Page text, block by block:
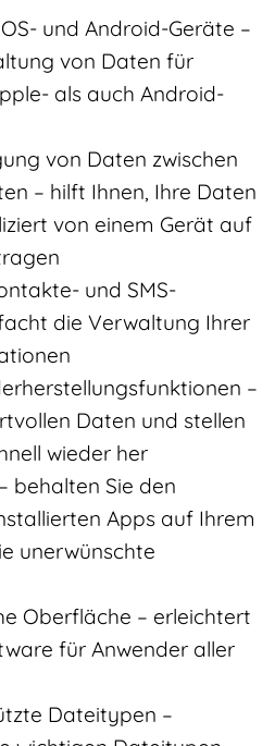
und Android-Geräte –
von Daten für
als auch Android-
von Daten zwischen
– hilft Ihnen, Ihre Daten
von einem Gerät auf
und SMS-
die Verwaltung Ihrer
–
Daten und stellen
wieder her
behalten Sie den
Apps auf Ihrem
unerwünschte
Oberfläche – erleichtert
für Anwender aller
Dateitypen –